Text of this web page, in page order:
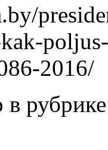
2016/
в